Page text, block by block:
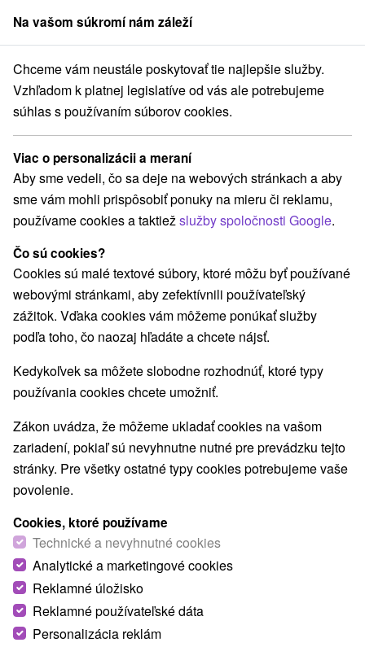
člen skupinySorger
Kúpele na Slovensku Spiš
Kúpele na Spiši
Vyberte lokalitu alebo termín
Kúpele Ružbachy
Vyšné Ružbachy
(430 recenzií)
Na vašom súkromí nám záleží
Chceme vám neustále poskytovať tie najlepšie služby.
Vzhľadom k platnej legislatíve od vás ale potrebujeme
súhlas s používaním súborov cookies.
Viac o personalizácii a meraní
Aby sme vedeli, čo sa deje na webových stránkach a aby
sme vám mohli prispôsobiť ponuky na mieru či reklamu,
používame cookies a taktiežslužby spoločnosti Google.
Čo sú cookies?
Cookies sú malé textové súbory, ktoré môžu byť používané
webovými stránkami, aby zefektívnili používateľský
zážitok. Vďaka cookies vám môžeme ponúkať služby
podľa toho, čo naozaj hľadáte a chcete nájsť.
Kedykoľvek sa môžete slobodne rozhodnúť, ktoré typy
používania cookies chcete umožniť.
Zákon uvádza, že môžeme ukladať cookies na vašom
zariadení, pokiaľ sú nevyhnutne nutné pre prevádzku tejto
stránky. Pre všetky ostatné typy cookies potrebujeme vaše
povolenie.
Cookies, ktoré používame
Technické a nevyhnutné cookies
Analytické a marketingové cookies
Reklamné úložisko
Reklamné používateľské dáta
Personalizácia reklám